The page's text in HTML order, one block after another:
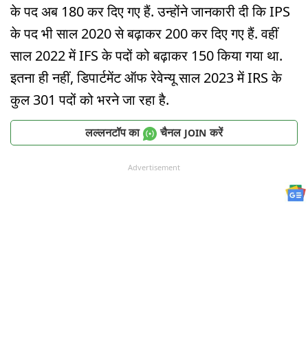
के पद अब 180 कर दिए गए हैं. उन्होंने जानकारी दी कि IPS
के पद भी साल 2020 से बढ़ाकर 200 कर दिए गए हैं. वहीं
साल 2022 में IFS के पदों को बढ़ाकर 150 किया गया था.
इतना ही नहीं, डिपार्टमेंट ऑफ रेवेन्यू साल 2023 में IRS के
कुल 301 पदों को भरने जा रहा है.
लल्लनटॉप का चैनल JOIN करें
Advertisement